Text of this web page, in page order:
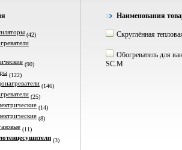
(42)
(90)
(122)
(146)
(25)
(14)
(8)
(11)
(3)
Наименования
Скруглённая
Обогреватель для
SC.M